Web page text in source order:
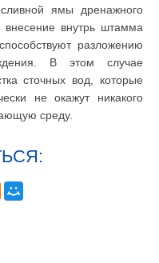
ямы дренажного
внесение внутрь штамма
разложению
В этом случае
сточных вод, которые
не окажут никакого
среду.